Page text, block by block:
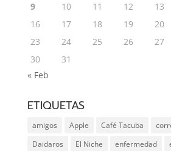
9
10 11 12 13
16
17 18 19 20
23
24 25 26 27
30
31
« Feb
ETIQUETAS
amigos Apple Café Tacuba
Daidaros
El Niche enfermedad